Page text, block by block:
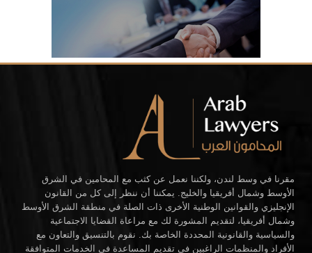
مقرنا في وسط لندن، ولكننا نعمل عن كثب مع المحامين في الشرق
الأوسط وشمال أفريقيا والخليج. يمكننا أن ننظر إلى كل من القانون
الإنجليزي والقوانين الوطنية الأخرى ذات الصلة في منطقة الشرق الأوسط
وشمال أفريقيا، لتقديم المشورة لك مع مراعاة القضايا الاجتماعية
والسياسية والقانونية المحددة الخاصة بك. نقوم بالتنسيق والتعاون مع
الأفراد والمنظمات الراغبين في تقديم المساعدة في الخدمات المتوافقة